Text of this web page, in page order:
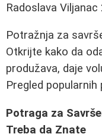
Radoslava Viljanac
Potražnja za
Otkrijte kako da
produžava, daje
Pregled
Potraga za
Treba da Znate